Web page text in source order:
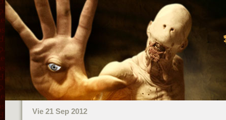
Vie 21 Sep 2012